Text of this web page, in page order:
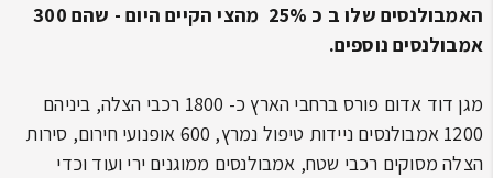
האמבולנסים שלו ב כ 25% מהצי הקיים היום - שהם 300
אמבולנסים נוספים.
מגן דוד אדום פורס ברחבי הארץ כ- 1800 רכבי הצלה, ביניהם
1200 אמבולנסים ניידות טיפול נמרץ, 600 אופנועי חירום, סירות
הצלה מסוקים רכבי שטח, אמבולנסים ממוגנים ירי ועוד וכדי